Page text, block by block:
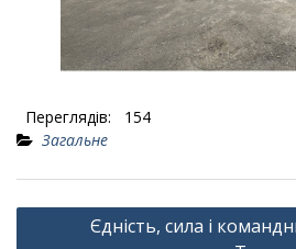
Переглядів:
154
Загальне
Навігація
Єдність, сила і